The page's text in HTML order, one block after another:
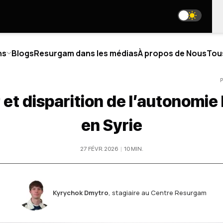
BLOGS
TEAM
AUTEUR
L'ÉQUIPE
media@resurgamhub.org
BlogsResurgam dans les médiasÀ propos de Nous
et disparition de
en Syrie
27 FÉVR. 2026 | 10 MIN.
Kyrychok Dmytro stagiaire au Centre Resurgam